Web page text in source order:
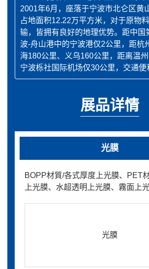
2001年6月，座落于宁波市北仑区黄
占地面积12.22万平方米，对于原物
输，皆拥有良好的地理优势。距中国
波-舟山港中的宁波港仅2公里，距杭
海180公里、义乌160公里，距离温
宁波栎社国际机场仅30公里，交通便
展品详情
光膜
BOPP材質/各式厚度上光膜、PET
上光膜、水超透明上光膜、霧面上
光膜